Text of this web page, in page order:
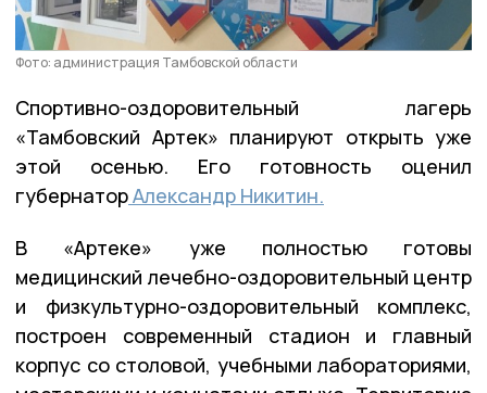
Фото: администрация Тамбовской области
Спортивно-оздоровительный лагерь
«Тамбовский Артек» планируют открыть уже
этой осенью. Его готовность оценил
губернаторАлександр Никитин.
В «Артеке» уже полностью готовы
медицинский лечебно-оздоровительный центр
и физкультурно-оздоровительный комплекс,
построен современный стадион и главный
корпус со столовой, учебными лабораториями,